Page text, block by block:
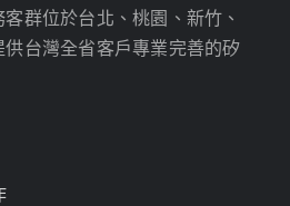
群位於台北、桃園、新竹、
台灣全省客戶專業完善的矽